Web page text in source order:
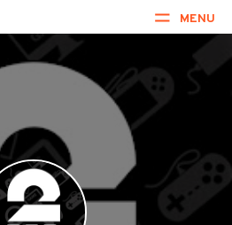
MENU